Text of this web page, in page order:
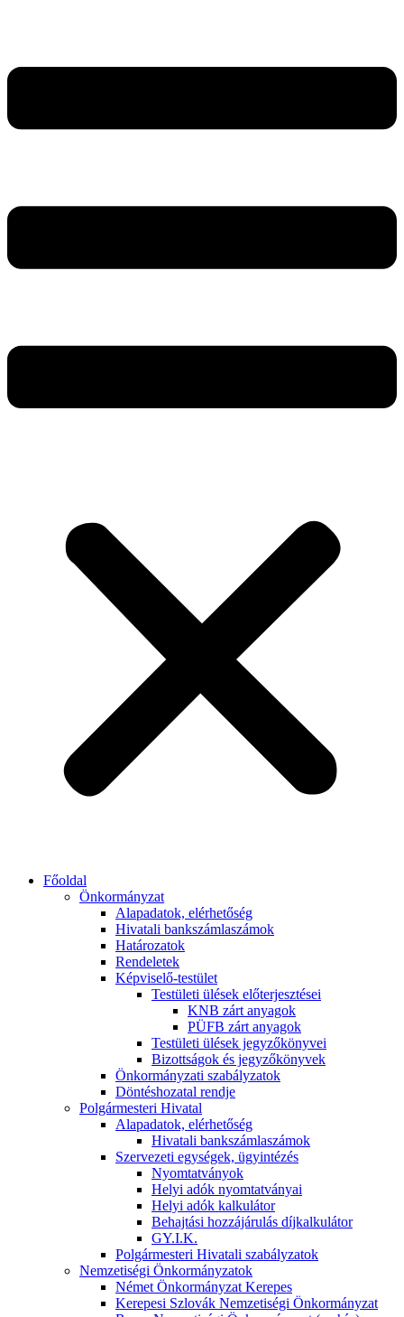
Főoldal
Önkormányzat
Alapadatok, elérhetőség
Hivatali bankszámlaszámok
Határozatok
Rendeletek
Képviselő-testület
Testületi ülések előterjesztései
KNB zárt anyagok
PÜFB zárt anyagok
Testületi ülések jegyzőkönyvei
Bizottságok és jegyzőkönyvek
Önkormányzati szabályzatok
Döntéshozatal rendje
Polgármesteri Hivatal
Alapadatok, elérhetőség
Hivatali bankszámlaszámok
Szervezeti egységek, ügyintézés
Nyomtatványok
Helyi adók nyomtatványai
Helyi adók kalkulátor
Behajtási hozzájárulás díjkalkulátor
GY.I.K.
Polgármesteri Hivatali szabályzatok
Nemzetiségi Önkormányzatok
Német Önkormányzat Kerepes
Kerepesi Szlovák Nemzetiségi Önkormányzat